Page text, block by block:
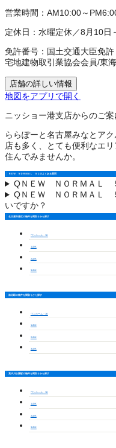
営業時間： AM10:00～
定休日： 水曜定休／8月10日
免許番号： 国土交通大臣免
宅地建物取引業協会会員/東
店舗の詳しい情報
地図をアプリで開く
ニッショー港支店からのご案
ららぽーと名古屋みなとア
店も多く、とても便利なエ
住んでみませんか。
ＮＥＷ ＮＯＲＭＡＬ ５１のよくある質問
QＮＥＷ ＮＯＲＭＡＬ
QＮＥＷ ＮＯＲＭＡＬ
いですか？
名古屋市港区の物件を間取りから探す
ワンルーム・1K
1LDK
2LDK
3LDK
港北駅の物件を間取りから探す
ワンルーム・1K
1LDK
2LDK
3LDK
荒子川公園駅の物件を間取りから探す
ワンルーム・1K
1LDK
2LDK
3LDK